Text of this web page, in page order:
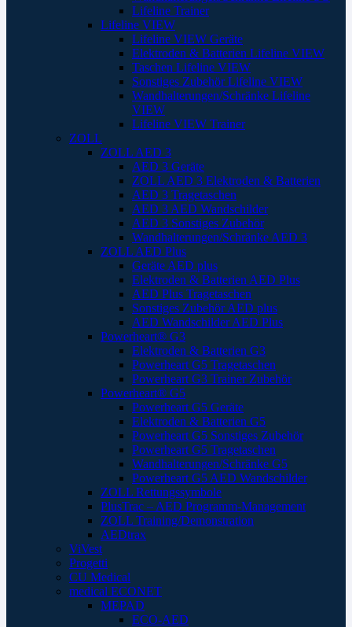
Lifeline Trainer
Lifeline VIEW
Lifeline VIEW Geräte
Elektroden & Batterien Lifeline VIEW
Taschen Lifeline VIEW
Sonstiges Zubehör Lifeline VIEW
Wandhalterungen/Schränke Lifeline
VIEW
Lifeline VIEW Trainer
ZOLL
ZOLL AED 3
AED 3 Geräte
ZOLL AED 3 Elektroden & Batterien
AED 3 Tragetaschen
AED 3 AED Wandschilder
AED 3 Sonstiges Zubehör
Wandhalterungen/Schränke AED 3
ZOLL AED Plus
Geräte AED plus
Elektroden & Batterien AED Plus
AED Plus Tragetaschen
Sonstiges Zubehör AED plus
AED Wandschilder AED Plus
Powerheart® G3
Elektroden & Batterien G3
Powerheart G5 Tragetaschen
Powerheart G3 Trainer Zubehör
Powerheart® G5
Powerheart G5 Geräte
Elektroden & Batterien G5
Powerheart G5 Sonstiges Zubehör
Powerheart G5 Tragetaschen
Wandhalterungen/Schränke G5
Powerheart G5 AED Wandschilder
ZOLL Rettungssymbole
PlusTrac – AED Programm-Management
ZOLL Training/Demonstration
AEDtrax
ViVest
Progetti
CU Medical
medical ECONET
MEPAD
ECO-AED